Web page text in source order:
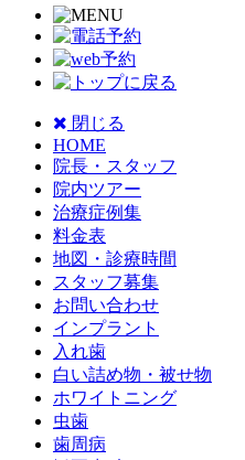
閉じる
HOME
院長・スタッフ
院内ツアー
治療症例集
料金表
地図・診療時間
スタッフ募集
お問い合わせ
インプラント
入れ歯
白い詰め物・被せ物
ホワイトニング
虫歯
歯周病